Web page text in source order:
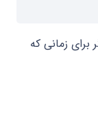
برای زمانی که